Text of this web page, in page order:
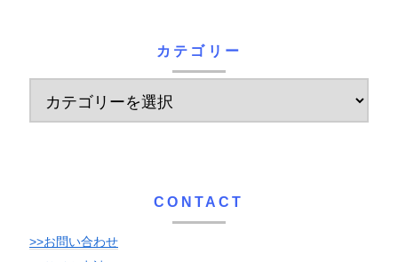
カテゴリー
CONTACT
>>お問い合わせ